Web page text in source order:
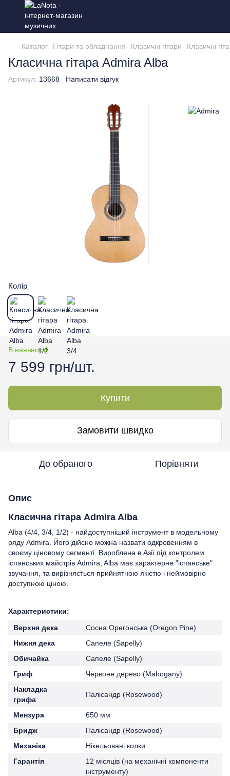
Каталог Гітари та обладнання Класичні гітари Класичні
Класична гітара Admira Alba
Артикул: 13668 Написати відгук
Колір
В наявності
7 599 грн/шт.
Купити
Замовити швидко
До обраного Порівняти
Опис
Класична гітара Admira Alba
Alba (4/4, 3/4, 1/2) - найдоступніший інструмент в модельному
ряду Admira. Його дійсно можна назвати одкровенням в
своєму ціновому сегменті. Вироблена в Азії під контролем
іспанських майстрів Admira, Alba має характерне "іспанське"
звучання, та вирізняється прийнятною якістю і неймовірно
доступною ціною.
Характеристики:
Верхня дека
Сосна Орегонська (Oregon Pine)
Нижня дека
Сапеле (Sapelly)
Обичайка
Сапеле (Sapelly)
Гриф
Червоне дерево (Mahogany)
Накладка
грифа
Палісандр (Rosewood)
Мензура
650 мм
Бридж
Палісандр (Rosewood)
Механіка
Нікельовані колки
Гарантія
12 місяців (на механічні компоненти
інструменту)